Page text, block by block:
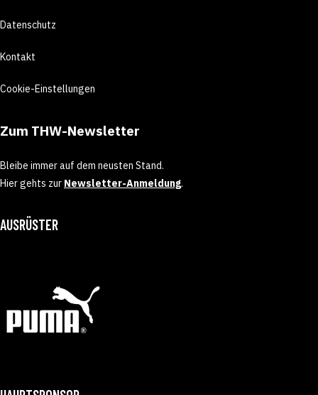
Datenschutz
Kontakt
Cookie-Einstellungen
Zum THW-Newsletter
Bleibe immer auf dem neusten Stand.
Hier gehts zur Newsletter-Anmeldung.
AUSRÜSTER